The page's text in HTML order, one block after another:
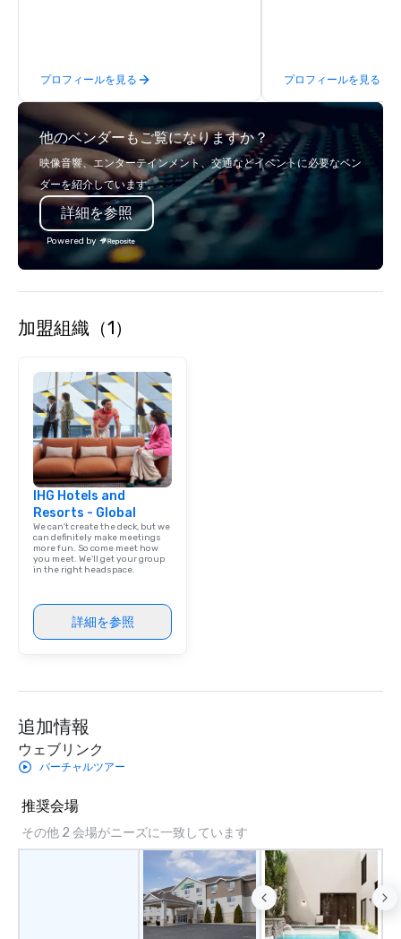
years of industry experience and
commitment to exceptional customer
service set us apart. We deliver
smart, reliable solutions designed to
make the end-user experience
seamless from start to finish. We are
also a certified WOSB.
プロフィールを見る
creative, advanced
digital,
in-person events of
プロフィールを見る
他のベンダーもご覧になりますか？
映像音響、エンターテインメント、交通などイベントに必要なベン
ダーを紹介しています。
詳細を参照
Powered by
加盟組織（1）
IHG Hotels and
Resorts - Global
We can't create the deck, but we
can definitely make meetings
more fun. So come meet how
you meet. We'll get your group
in the right headspace.
詳細を参照
追加情報
ウェブリンク
バーチャルツアー
推奨会場
その他 2 会場がニーズに一致しています